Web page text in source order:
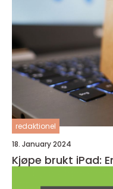
redaktionel
18. January 2024
Kjøpe brukt iPad: